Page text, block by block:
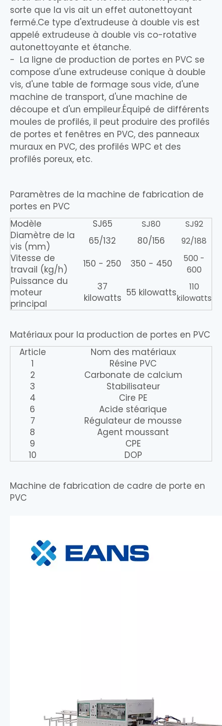
sorte que la vis ait un effet autonettoyant
fermé.Ce type d'extrudeuse à double vis est
appelé extrudeuse à double vis co-rotative
autonettoyante et étanche.
- La ligne de production de portes en PVC se
compose d'une extrudeuse conique à double
vis, d'une table de formage sous vide, d'une
machine de transport, d'une machine de
découpe et d'un empileur.Équipé de différents
moules de profilés, il peut produire des profilés
de portes et fenêtres en PVC, des panneaux
muraux en PVC, des profilés WPC et des
profilés poreux, etc.
Paramètres de la machine de fabrication de
portes en PVC
Modèle
SJ65 SJ80 SJ92
Diamètre de la
vis (mm)
65/132 80/156 92/188
Vitesse de
travail (kg/h)
150 - 250 350 - 450
500 -
600
Puissance du
moteur
principal
37
kilowatts 55 kilowatts
110
kilowatts
Matériaux pour la production de portes en PVC
Article
Nom des matériaux
1
Résine PVC
2
Carbonate de calcium
3
Stabilisateur
4
Cire PE
6
Acide stéarique
7
Régulateur de mousse
8
Agent moussant
9
CPE
10
DOP
Machine de fabrication de cadre de porte en
PVC